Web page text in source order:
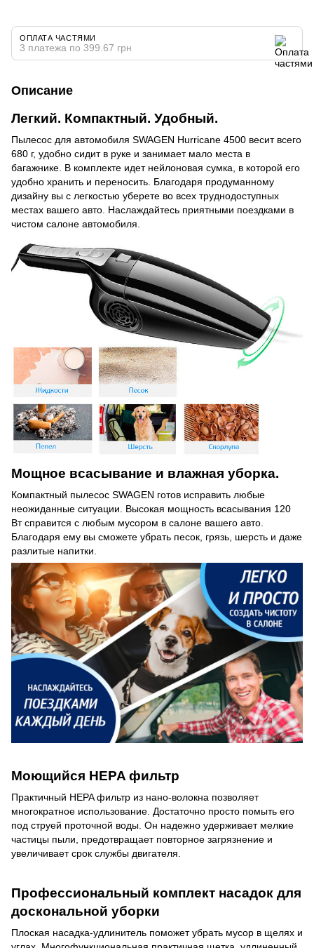
ОПЛАТА ЧАСТЯМИ
3 платежа по 399.67 грн
Описание
Легкий. Компактный. Удобный.
Пылесос для автомобиля SWAGEN Hurricane 4500 весит всего
680 г, удобно сидит в руке и занимает мало места в
багажнике. В комплекте идет нейлоновая сумка, в которой его
удобно хранить и переносить. Благодаря продуманному
дизайну вы с легкостью уберете во всех труднодоступных
местах вашего авто. Наслаждайтесь приятными поездками в
чистом салоне автомобиля.
Мощное всасывание и влажная уборка.
Компактный пылесос SWAGEN готов исправить любые
неожиданные ситуации. Высокая мощность всасывания 120
Вт справится с любым мусором в салоне вашего авто.
Благодаря ему вы сможете убрать песок, грязь, шерсть и даже
разлитые напитки.
Моющийся HEPA фильтр
Практичный HEPA фильтр из нано-волокна позволяет
многократное использование. Достаточно просто помыть его
под струей проточной воды. Он надежно удерживает мелкие
частицы пыли, предотвращает повторное загрязнение и
увеличивает срок службы двигателя.
Профессиональный комплект насадок для
доскональной уборки
Плоская насадка-удлинитель поможет убрать мусор в щелях и